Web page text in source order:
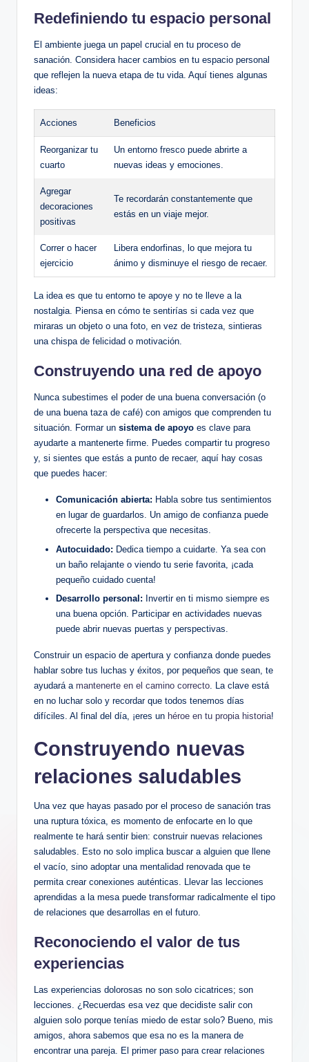
Redefiniendo tu espacio personal
El ambiente juega un papel crucial en tu proceso de
sanación. Considera hacer cambios en tu espacio personal
que reflejen la nueva etapa de tu vida. Aquí tienes algunas
ideas:
Acciones Beneficios
Reorganizar tu
cuarto
Un entorno fresco puede abrirte a
nuevas ideas y emociones.
Agregar
decoraciones
positivas
Te recordarán constantemente que
estás en un viaje mejor.
Correr o hacer
ejercicio
Libera endorfinas, lo que mejora tu
ánimo y disminuye el riesgo de recaer.
La idea es que tu entorno te apoye y no te lleve a la
nostalgia. Piensa en cómo te sentirías si cada vez que
miraras un objeto o una foto, en vez de tristeza, sintieras
una chispa de felicidad o motivación.
Construyendo una red de apoyo
Nunca subestimes el poder de una buena conversación (o
de una buena taza de café) con amigos que comprenden tu
situación. Formar un sistema de apoyo es clave para
ayudarte a mantenerte firme. Puedes compartir tu progreso
y, si sientes que estás a punto de recaer, aquí hay cosas
que puedes hacer:
Comunicación abierta: Habla sobre tus sentimientos
en lugar de guardarlos. Un amigo de confianza puede
ofrecerte la perspectiva que necesitas.
Autocuidado: Dedica tiempo a cuidarte. Ya sea con
un baño relajante o viendo tu serie favorita, ¡cada
pequeño cuidado cuenta!
Desarrollo personal: Invertir en ti mismo siempre es
una buena opción. Participar en actividades nuevas
puede abrir nuevas puertas y perspectivas.
Construir un espacio de apertura y confianza donde puedes
hablar sobre tus luchas y éxitos, por pequeños que sean, te
ayudará a mantenerte en el camino correcto . La clave está
en no luchar solo y recordar que todos tenemos días
difíciles. Al final del día, ¡eres un héroe en tu propia historia!
Construyendo nuevas
relaciones saludables
Una vez que hayas pasado por el proceso de sanación tras
una ruptura tóxica, es momento de enfocarte en lo que
realmente te hará sentir bien: construir nuevas relaciones
saludables. Esto no solo implica buscar a alguien que llene
el vacío, sino adoptar una mentalidad renovada que te
permita crear conexiones auténticas. Llevar las lecciones
aprendidas a la mesa puede transformar radicalmente el tipo
de relaciones que desarrollas en el futuro.
Reconociendo el valor de tus
experiencias
Las experiencias dolorosas no son solo cicatrices; son
lecciones. ¿Recuerdas esa vez que decidiste salir con
alguien solo porque tenías miedo de estar solo? Bueno, mis
amigos, ahora sabemos que esa no es la manera de
encontrar una pareja. El primer paso para crear relaciones